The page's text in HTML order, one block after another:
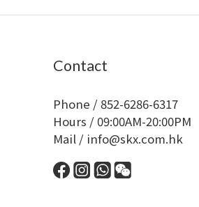
Contact
Phone / 852-6286-6317
Hours / 09:00AM-20:00PM
Mail / info@skx.com.hk